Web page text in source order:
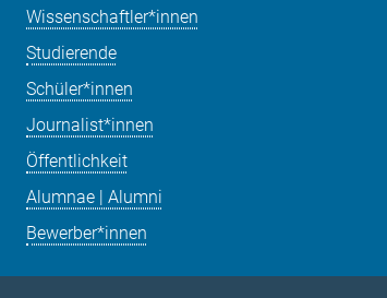
Wissenschaftler*innen
Studierende
Schüler*innen
Journalist*innen
Öffentlichkeit
Alumnae | Alumni
Bewerber*innen